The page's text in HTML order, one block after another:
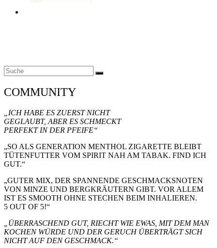
COMMUNITY
„ICH HABE ES ZUERST NICHT
GEGLAUBT, ABER ES SCHMECKT
PERFEKT IN DER PFEIFE“
„SO ALS GENERATION MENTHOL ZIGARETTE BLEIBT
TÜTENFUTTER VOM SPIRIT NAH AM TABAK. FIND ICH
GUT.“
„GUTER MIX, DER SPANNENDE GESCHMACKSNOTEN
VON MINZE UND BERGKRÄUTERN GIBT. VOR ALLEM
IST ES SMOOTH OHNE STECHEN BEIM INHALIEREN.
5 OUT OF 5!“
„ÜBERRASCHEND GUT, RIECHT WIE EWAS, MIT DEM MAN
KOCHEN WÜRDE UND DER GERUCH ÜBERTRÄGT SICH
NICHT AUF DEN GESCHMACK.“